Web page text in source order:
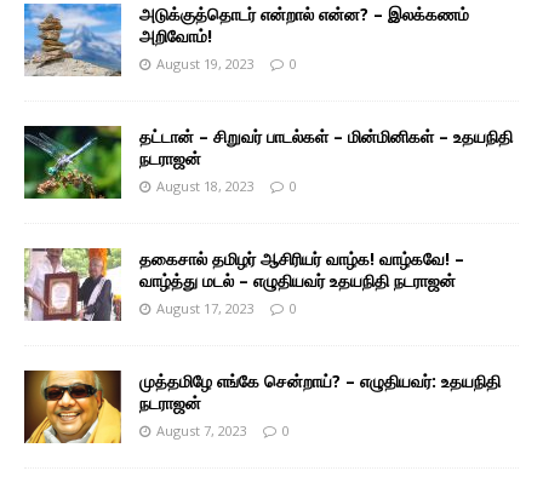
அடுக்குத்தொடர் என்றால் என்ன? – இலக்கணம்
அறிவோம்!
August 19, 2023 0
தட்டான் – சிறுவர் பாடல்கள் – மின்மினிகள் – உதயநிதி
நடராஜன்
August 18, 2023 0
தகைசால் தமிழர் ஆசிரியர் வாழ்க! வாழ்கவே! –
வாழ்த்து மடல் – எழுதியவர் உதயநிதி நடராஜன்
August 17, 2023 0
முத்தமிழே எங்கே சென்றாய்? – எழுதியவர்: உதயநிதி
நடராஜன்
August 7, 2023 0